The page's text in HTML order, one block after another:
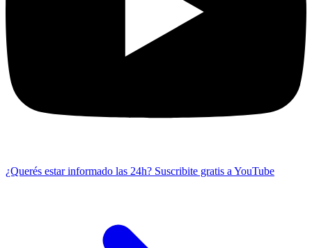
¿Querés estar informado las 24h? Suscribite gratis a YouTube